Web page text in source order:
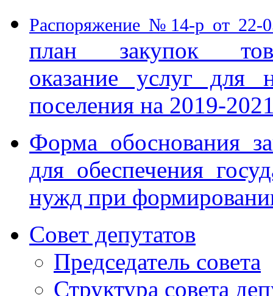
Распоряжение №14-р от 22-
план закупок
оказание услуг для
поселения на 2019-
Форма обоснования
для обеспечения
нужд при
Совет депутатов
Председатель совета
Структура совета